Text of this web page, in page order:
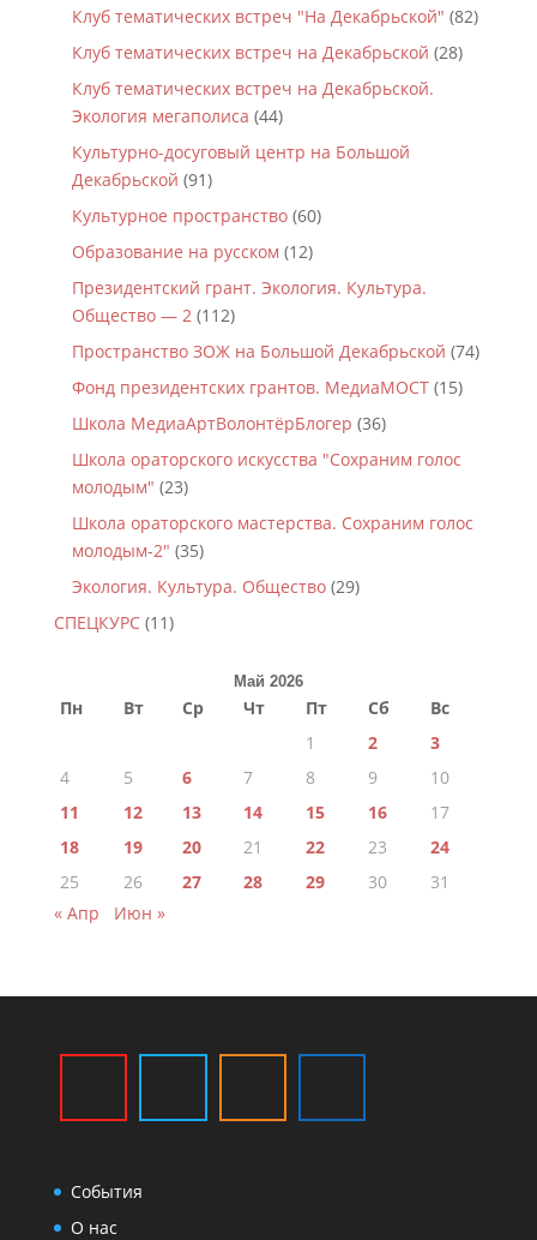
Клуб тематических встреч "На Декабрьской" (82)
Клуб тематических встреч на Декабрьской (28)
Клуб тематических встреч на Декабрьской.
Экология мегаполиса (44)
Культурно-досуговый центр на Большой
Декабрьской (91)
Культурное пространство(60)
Образование на русском (12)
Президентский грант. Экология. Культура.
Общество — 2(112)
Пространство ЗОЖ на Большой Декабрьской (74)
Фонд президентских грантов. МедиаМОСТ(15)
Школа МедиаАртВолонтёрБлогер (36)
Школа ораторского искусства "Сохраним голос
молодым" (23)
Школа ораторского мастерства. Сохраним голос
молодым-2" (35)
Экология. Культура. Общество(29)
СПЕЦКУРС(11)
Май 2026
Пн Вт Ср Чт Пт Сб
Вс
1
2
3
4
5 6 7 8 9
10
11
12 13 14 15 16
17
18
19 20 21 22 23
24
25
26 27 28 29 30
31
« Апр
Июн »
События
О нас